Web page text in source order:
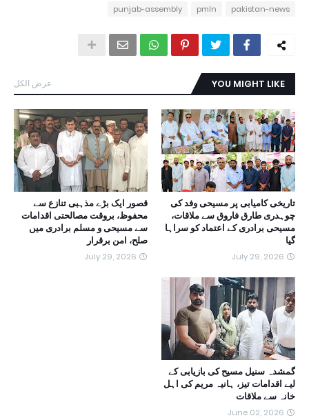
pakistan-news
pmln
punjab-assembly
YOU MIGHT LIKE عرض الكل
تاریخی کامیابی پر مسیحی وفد کی
چوہدری طارق فاروق سے ملاقات،
مسیحی برادری کے اعتماد کو سراہا
گیا
July 29, 2026
قصور ایک بڑے مذہبی تنازع سے
محفوظ، بروقت مصالحتی اقدامات
سے مسیحی و مسلم برادری میں
صلح، امن برقرار
July 29, 2026
گمشدہ سنیل مسیح کی بازیابی کے
لیے اقدامات تیز، ہانیہ مریم کی اہل
خانہ سے ملاقات
June 02, 2026